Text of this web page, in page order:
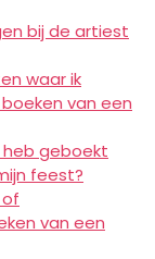
bij de artiest
waar ik
van een
geboekt
feest?
van een